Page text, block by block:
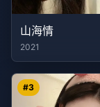
山海情
2021
#3